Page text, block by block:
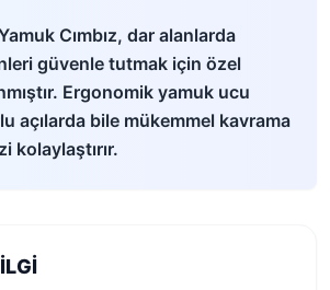
Cımbız, dar alanlarda
güvenle tutmak için özel
Ergonomik yamuk ucu
açılarda bile mükemmel kavrama
kolaylaştırır.